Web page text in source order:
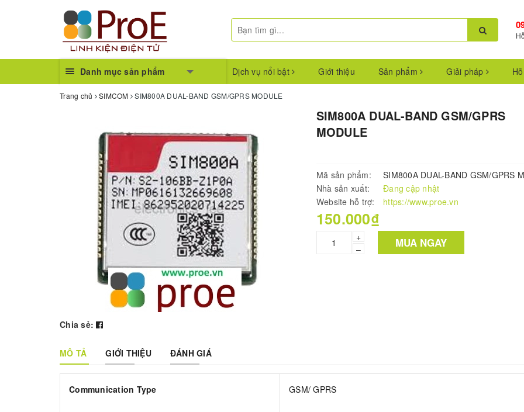
Danh mục sản phẩm Dịch vụ nổi bật Giới thiệu Sản phẩm Giải pháp
Trang chủ SIMCOM SIM800A DUAL-BAND GSM/GPRS MODULE
Chia sẻ:
SIM800A DUAL-BAND GSM/GPRS
MODULE
Mã sản phẩm:
SIM800A DUAL-BAND GSM/GPRS
Nhà sản xuất:
Đang cập nhật
Website hỗ trợ:
https://www.proe.vn
150.000₫
+
–
MUA NGAY
MÔ TẢ GIỚI THIỆU ĐÁNH GIÁ
Communication Type GSM/ GPRS